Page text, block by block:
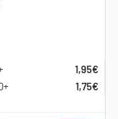
1,95€
1,75€